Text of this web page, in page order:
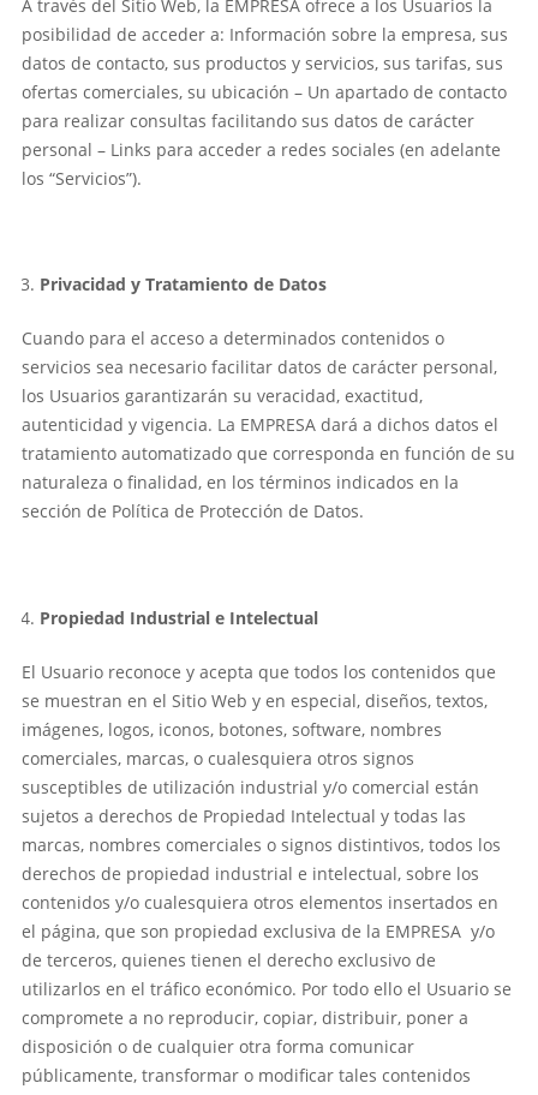
A través del Sitio Web, la EMPRESA ofrece a los Usuarios la
posibilidad de acceder a: Información sobre la empresa, sus
datos de contacto, sus productos y servicios, sus tarifas, sus
ofertas comerciales, su ubicación – Un apartado de contacto
para realizar consultas facilitando sus datos de carácter
personal – Links para acceder a redes sociales (en adelante
los “Servicios”).
Privacidad y Tratamiento de Datos
Cuando para el acceso a determinados contenidos o
servicios sea necesario facilitar datos de carácter personal,
los Usuarios garantizarán su veracidad, exactitud,
autenticidad y vigencia. La EMPRESA dará a dichos datos el
tratamiento automatizado que corresponda en función de su
naturaleza o finalidad, en los términos indicados en la
sección de Política de Protección de Datos.
Propiedad Industrial e Intelectual
El Usuario reconoce y acepta que todos los contenidos que
se muestran en el Sitio Web y en especial, diseños, textos,
imágenes, logos, iconos, botones, software, nombres
comerciales, marcas, o cualesquiera otros signos
susceptibles de utilización industrial y/o comercial están
sujetos a derechos de Propiedad Intelectual y todas las
marcas, nombres comerciales o signos distintivos, todos los
derechos de propiedad industrial e intelectual, sobre los
contenidos y/o cualesquiera otros elementos insertados en
el página, que son propiedad exclusiva de la EMPRESA y/o
de terceros, quienes tienen el derecho exclusivo de
utilizarlos en el tráfico económico. Por todo ello el Usuario se
compromete a no reproducir, copiar, distribuir, poner a
disposición o de cualquier otra forma comunicar
públicamente, transformar o modificar tales contenidos